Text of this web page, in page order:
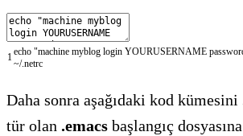
1echo "machine myblog login YOURUSERNAME
~/.netrc
Daha sonra aşağıdaki kod kümesini
tür olan .emacs başlangıç